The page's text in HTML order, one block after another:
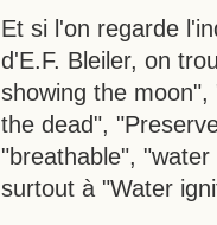
Et si l'on regarde
d'E.F. Bleiler, on
showing the
the dead",
"breathable",
surtout à "Water